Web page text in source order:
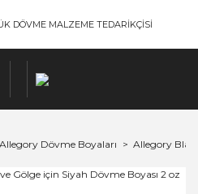
DÖVME MALZEME TEDARİKÇİSİ
Allegory Dövme Boyaları Allegory Blak